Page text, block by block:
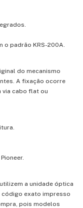
padrão KRS-200A.
do mecanismo
A fixação ocorre
cabo flat ou
a unidade óptica
código exato impresso
pois modelos